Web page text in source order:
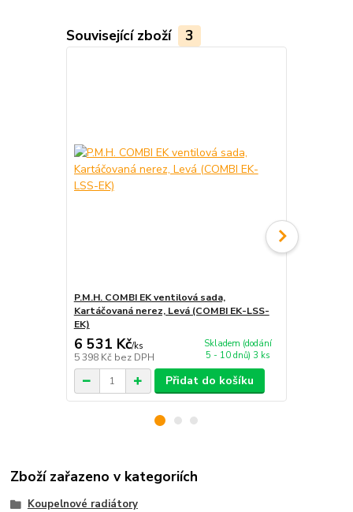
Související zboží 3
P.M.H. COMBI EK ventilová sada,
Kartáčovaná nerez, Levá (COMBI EK-LSS-
EK)
6 531 Kč/ks
5 398 Kč bez DPH
Skladem (dodání
5 - 10 dnů) 3 ks
Přidat do košíku
Zboží zařazeno v kategoriích
Koupelnové radiátory